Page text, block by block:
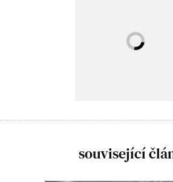
související